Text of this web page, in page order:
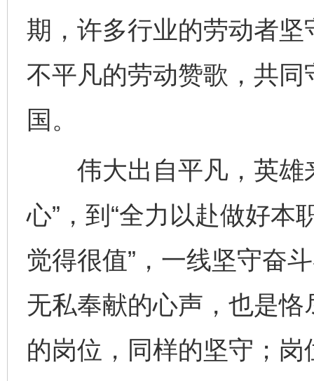
期，许多行业的劳动者
不平凡的劳动赞歌，共
国。
伟大出自平凡，英雄
心”，到“全力以赴做好本
觉得很值”，一线坚守奋
无私奉献的心声，也是
的岗位，同样的坚守；